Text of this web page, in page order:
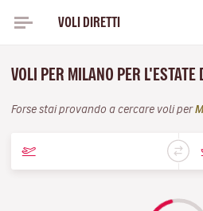
VOLI DIRETTI
VOLI PER MILANO PER L'ESTATE
Forse stai provando a cercare voli per